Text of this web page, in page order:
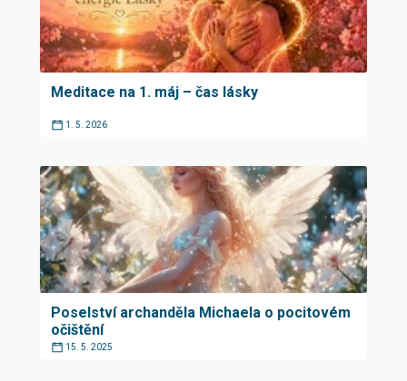
Meditace na 1. máj – čas lásky
1. 5. 2026
Poselství archanděla Michaela o pocitovém
očištění
15. 5. 2025